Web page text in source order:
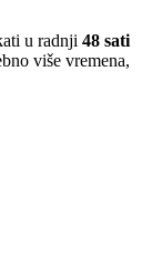
u radnji 48 sati
više vremena,